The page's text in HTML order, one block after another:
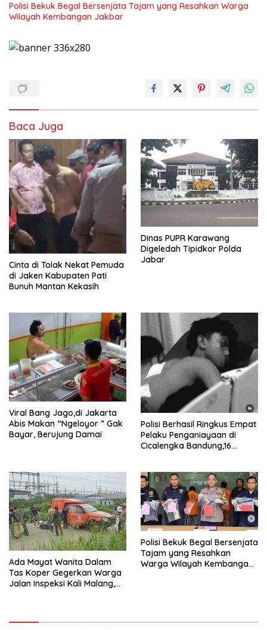
Polisi Bekuk Begal Bersenjata Tajam yang Resahkan Warga
Wilayah Kembangan Jakbar
Baca Juga
Cinta di Tolak Nekat Pemuda
di Jaken Kabupaten Pati
Bunuh Mantan Kekasih
Dinas PUPR Karawang
Digeledah Tipidkor Polda
Jabar
Viral Bang Jago,di Jakarta
Abis Makan “Ngeloyor ” Gak
Bayar, Berujung Damai
Polisi Berhasil Ringkus Empat
Pelaku Penganiayaan di
Cicalengka Bandung,16
Ada Mayat Wanita Dalam
Tas Koper Gegerkan Warga
Jalan Inspeksi Kali Malang,
Polisi Bekuk Begal Bersenjata
Tajam yang Resahkan
Warga Wilayah Kembangan